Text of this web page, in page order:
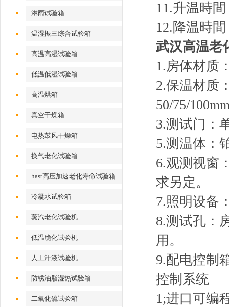
淋雨试验箱
温湿振三综合试验箱
高温高湿试验箱
低温低湿试验箱
高温烘箱
真空干燥箱
电热鼓风干燥箱
换气老化试验箱
hast高压加速老化寿命试验箱
冷凝水试验箱
蒸汽老化试验机
低温脆化试验机
人工汗液试验机
防锈油脂湿热试验箱
二氧化硫试验箱
11.升温時
12.降温時
武汉高温老
1.房体材质
2.保温材质
50/75/
3.测试门：
5.测温体：
6.观测视窗
求另定。
7.照明设备
8.测试孔：
用。
9.配电控制
控制系统
1;进口可编